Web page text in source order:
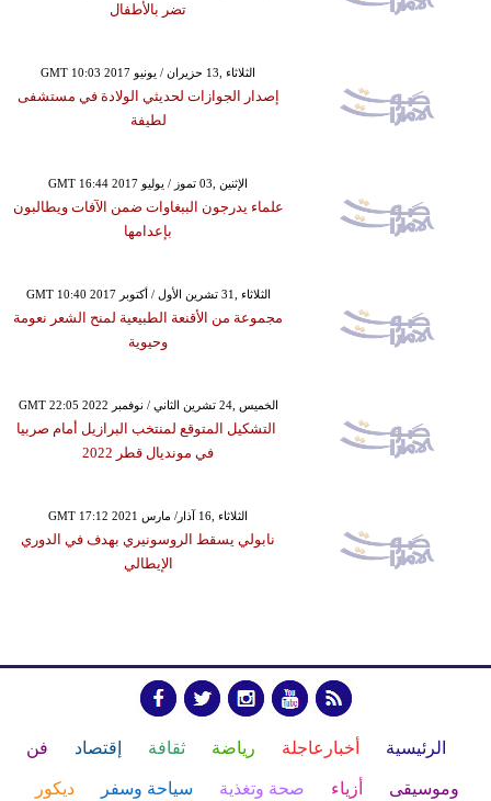
تضر بالأطفال
GMT 10:03 2017 الثلاثاء ,13 حزيران / يونيو
إصدار الجوازات لحديثي الولادة في مستشفى
لطيفة
GMT 16:44 2017 الإثنين ,03 تموز / يوليو
علماء يدرجون الببغاوات ضمن الآفات ويطالبون
بإعدامها
GMT 10:40 2017 الثلاثاء ,31 تشرين الأول / أكتوبر
مجموعة من الأقنعة الطبيعية لمنح الشعر نعومة
وحيوية
GMT 22:05 2022 الخميس ,24 تشرين الثاني / نوفمبر
التشكيل المتوقع لمنتخب البرازيل أمام صربيا
في مونديال قطر 2022
GMT 17:12 2021 الثلاثاء ,16 آذار/ مارس
نابولي يسقط الروسونيري بهدف في الدوري
الإيطالي
الرئيسية أخبارعاجلة رياضة ثقافة إقتصاد فن
وموسيقى أزياء صحة وتغذية سياحة وسفر ديكور